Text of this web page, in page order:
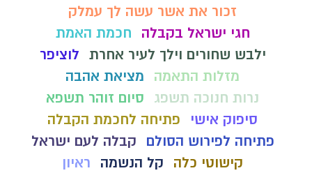
זכור את אשר עשה לך עמלק
חגי ישראל בקבלה
חכמת האמת
ילבש שחורים וילך לעיר אחרת לוציפר
מזלות התאמה
מציאת אהבה
נרות חנוכה תשפג
סיום זוהר תשפא
סיפוק אישי
פתיחה לחכמת הקבלה
פתיחה לפירוש הסולם
קבלה לעם ישראל
קישוטי כלה
קל הנשמה
ראיון